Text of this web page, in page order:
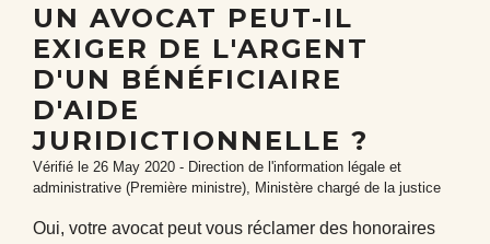
UN AVOCAT PEUT-IL
EXIGER DE L'ARGENT
D'UN BÉNÉFICIAIRE
D'AIDE
JURIDICTIONNELLE ?
Vérifié le 26 May 2020 - Direction de l'information légale et
administrative (Première ministre), Ministère chargé de la justice
Oui, votre avocat peut vous réclamer des honoraires